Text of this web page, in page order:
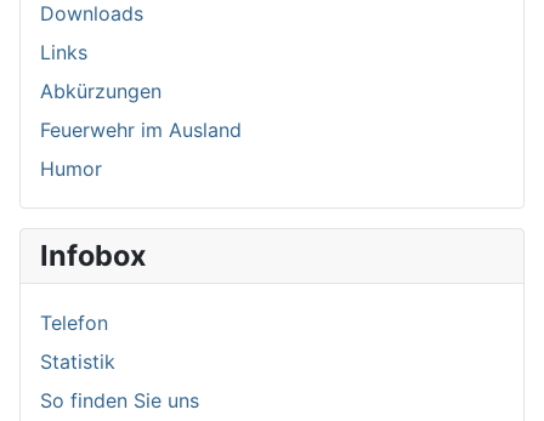
Downloads
Links
Abkürzungen
Feuerwehr im Ausland
Humor
Infobox
Telefon
Statistik
So finden Sie uns